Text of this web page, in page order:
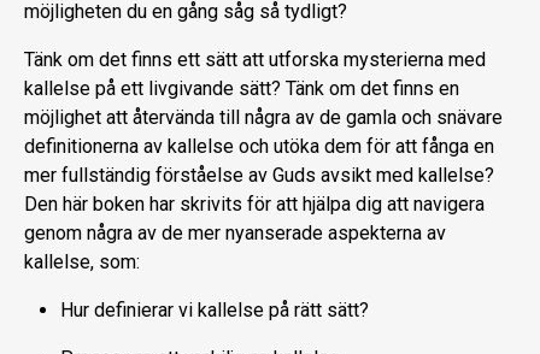
möjligheten du en gång såg så tydligt?
Tänk om det finns ett sätt att utforska mysterierna med
kallelse på ett livgivande sätt? Tänk om det finns en
möjlighet att återvända till några av de gamla och snävare
definitionerna av kallelse och utöka dem för att fånga en
mer fullständig förståelse av Guds avsikt med kallelse?
Den här boken har skrivits för att hjälpa dig att navigera
genom några av de mer nyanserade aspekterna av
kallelse, som:
Hur definierar vi kallelse på rätt sätt?